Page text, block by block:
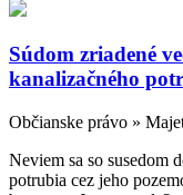
Súdom zriadené
kanalizačného
Občianske právo »
Neviem sa so susedom
potrubia cez jeho